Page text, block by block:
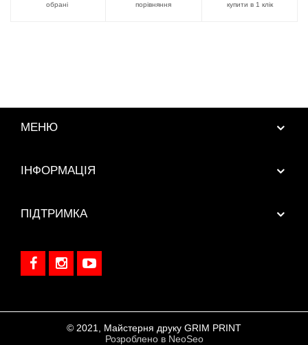
обрані порівняння купити в 1 клік
МЕНЮ
ІНФОРМАЦІЯ
ПІДТРИМКА
© 2021, Майстерня друку GRIM PRINT
Розроблено в NeoSeo